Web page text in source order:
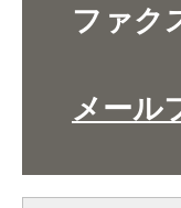
ファ
メール